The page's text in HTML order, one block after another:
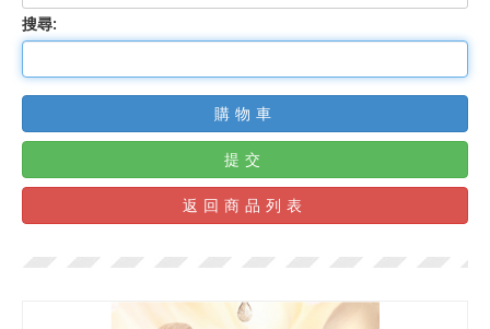
搜尋:
購物車
提交
返回商品列表